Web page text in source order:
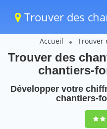
Trouver des
Accueil Trouver
Trouver des
chantiers-
Développer votre
chantiers-